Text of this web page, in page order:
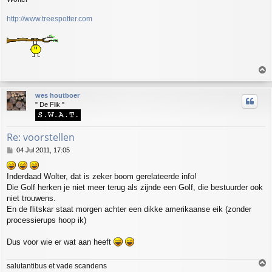
http://www.treespotter.com
p
wes houtboer
" De Flik "
Re: voorstellen
P
s
t
04 Jul 2011, 17:05
Inderdaad Wolter, dat is zeker boom gerelateerde info!
Die Golf herken je niet meer terug als zijnde een Golf, die bestuurder ook
niet trouwens.
En de flitskar staat morgen achter een dikke amerikaanse eik (zonder
processierups hoop ik)
Dus voor wie er wat aan heeft
salutantibus et vade scandens